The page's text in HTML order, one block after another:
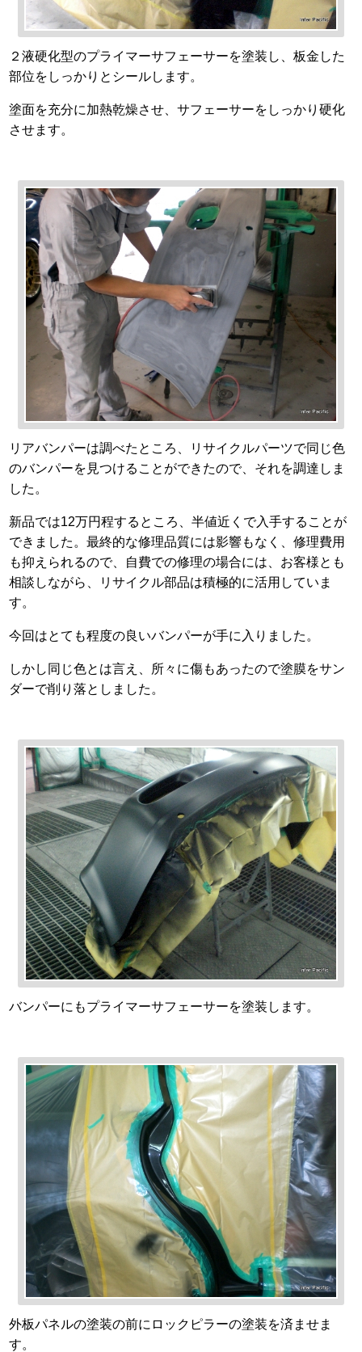
２液硬化型のプライマーサフェーサーを塗装し、板金した
部位をしっかりとシールします。
塗面を充分に加熱乾燥させ、サフェーサーをしっかり硬化
させます。
リアバンパーは調べたところ、リサイクルパーツで同じ色
のバンパーを見つけることができたので、それを調達しま
した。
新品では12万円程するところ、半値近くで入手することが
できました。最終的な修理品質には影響もなく、修理費用
も抑えられるので、自費での修理の場合には、お客様とも
相談しながら、リサイクル部品は積極的に活用していま
す。
今回はとても程度の良いバンパーが手に入りました。
しかし同じ色とは言え、所々に傷もあったので塗膜をサン
ダーで削り落としました。
バンパーにもプライマーサフェーサーを塗装します。
外板パネルの塗装の前にロックピラーの塗装を済ませま
す。